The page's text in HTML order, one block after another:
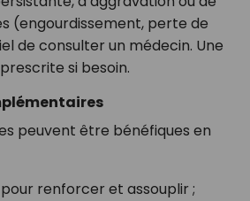
(engourdissement, perte de
de consulter un médecin. Une
si besoin.
peuvent être bénéfiques en
renforcer et assouplir ;